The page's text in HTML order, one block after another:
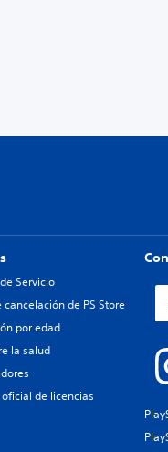
Servicio
cancelación de PS Store
por edad
la salud
de licencias